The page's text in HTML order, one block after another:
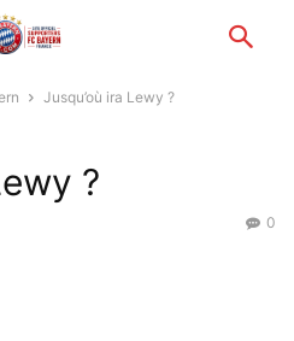
Jusqu’où ira Lewy ?
?
0